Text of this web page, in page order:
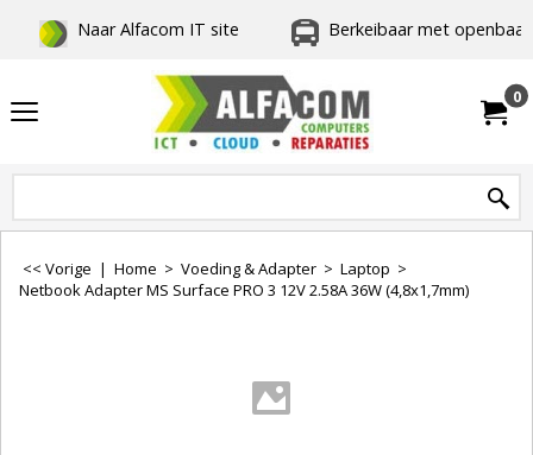
Naar Alfacom IT site Berkeibaar met
0
<< Vorige | Home > Voeding & Adapter > Laptop >
Netbook Adapter MS Surface PRO 3 12V 2.58A 36W (4,8x1,7mm)